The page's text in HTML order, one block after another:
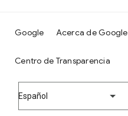
Google Acerca de Google
Centro de Transparencia
Español